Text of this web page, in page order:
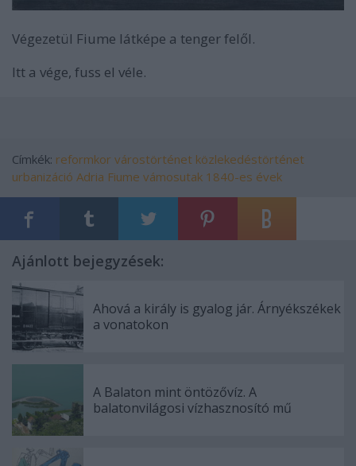
Végezetül Fiume látképe a tenger felől.
Itt a vége, fuss el véle.
Címkék: reformkor várostörténet közlekedéstörténet
urbanizáció Adria Fiume vámosutak 1840-es évek
Ajánlott bejegyzések:
Ahová a király is gyalog jár. Árnyékszékek
a vonatokon
A Balaton mint öntözővíz. A
balatonvilágosi vízhasznosító mű